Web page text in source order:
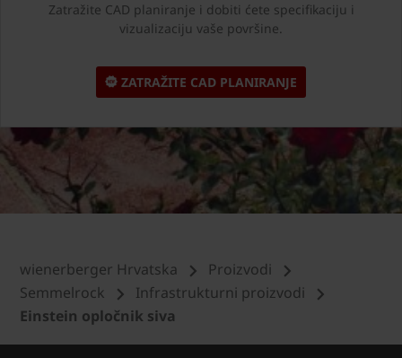
Zatražite CAD planiranje i dobiti ćete specifikaciju i
vizualizaciju vaše površine.
ZATRAŽITE CAD PLANIRANJE
wienerberger Hrvatska
Proizvodi
Semmelrock
Infrastrukturni proizvodi
Einstein opločnik siva